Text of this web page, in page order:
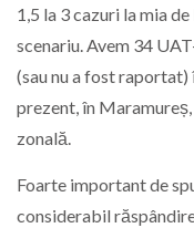
1,5 la 3 cazuri la mia
scenariu. Avem 34
(sau nu a fost
prezent, în
zonală.
Foarte important de
considerabil